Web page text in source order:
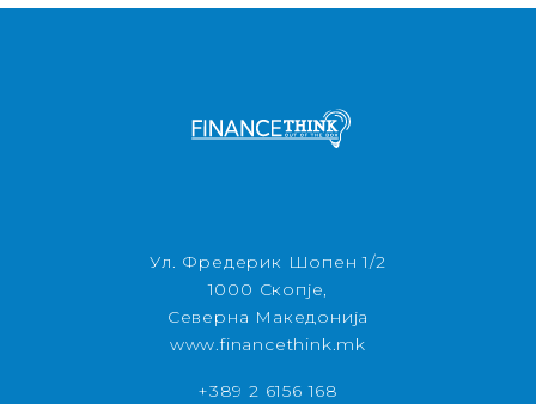
Ул. Фредерик Шопен 1/2
1000 Скопје,
Северна Македонија
www.financethink.mk
+389 2 6156 168